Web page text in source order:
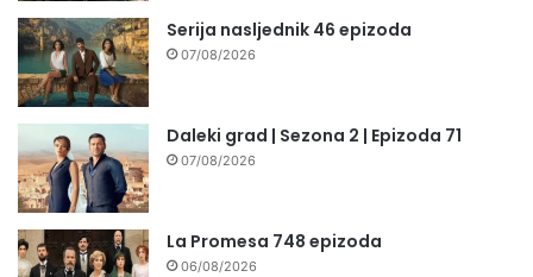
Serija nasljednik 46 epizoda
07/08/2026
Daleki grad | Sezona 2 | Epizoda 71
07/08/2026
La Promesa 748 epizoda
06/08/2026